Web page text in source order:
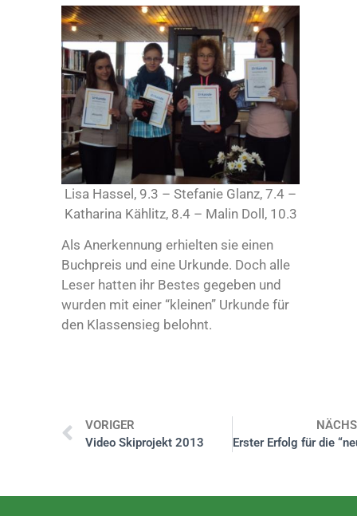
Lisa Hassel, 9.3 – Stefanie Glanz, 7.4 –
Katharina Kählitz, 8.4 – Malin Doll, 10.3
Als Anerkennung erhielten sie einen
Buchpreis und eine Urkunde. Doch alle
Leser hatten ihr Bestes gegeben und
wurden mit einer “kleinen” Urkunde für
den Klassensieg belohnt.
VORIGER
Video Skiprojekt 2013